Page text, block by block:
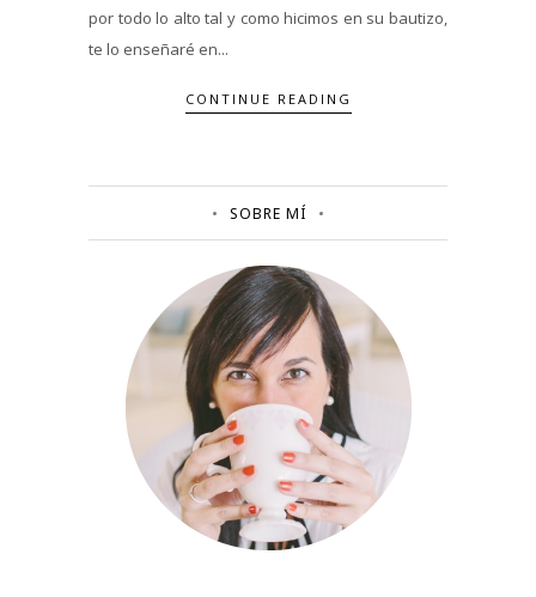
por todo lo alto tal y como hicimos en su bautizo,
te lo enseñaré en...
CONTINUE READING
SOBRE MÍ